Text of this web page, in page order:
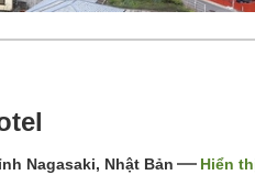
Nagasaki, Nhật Bản Hiển